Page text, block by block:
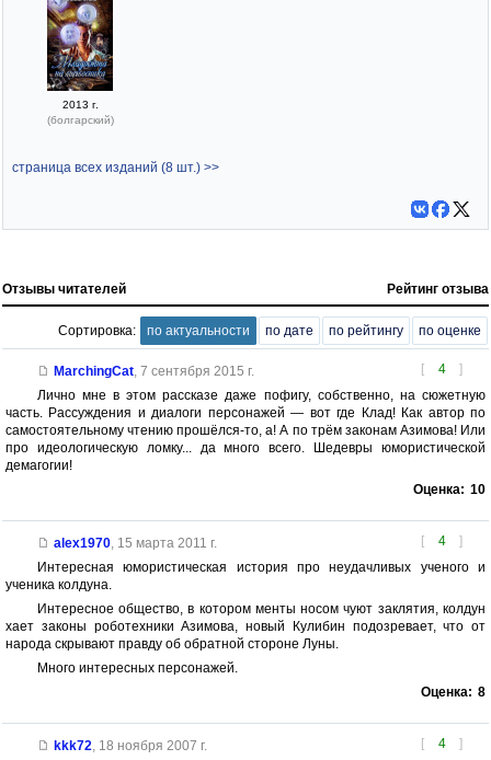
2013 г.
(болгарский)
страница всех изданий (8 шт.) >>
Отзывы читателей Рейтинг отзыва
Сортировка: по актуальности по дате по рейтингу по оценке
[ 4 ]
MarchingCat, 7 сентября 2015 г.
Лично мне в этом рассказе даже пофигу, собственно, на сюжетную
часть. Рассуждения и диалоги персонажей — вот где Клад! Как автор по
самостоятельному чтению прошёлся-то, а! А по трём законам Азимова! Или
про идеологическую ломку... да много всего. Шедевры юмористической
демагогии!
Оценка: 10
[ 4 ]
alex1970, 15 марта 2011 г.
Интересная юмористическая история про неудачливых ученого и
ученика колдуна.
Интересное общество, в котором менты носом чуют заклятия, колдун
хает законы роботехники Азимова, новый Кулибин подозревает, что от
народа скрывают правду об обратной стороне Луны.
Много интересных персонажей.
Оценка: 8
[ 4 ]
kkk72 18 ноября 2007 г.